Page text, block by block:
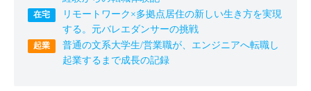
リモートワーク×多拠点居住の新しい生き方を実現
する。元バレエダンサーの挑戦
普通の文系大学生/営業職が、エンジニアへ転職し
起業するまで成長の記録